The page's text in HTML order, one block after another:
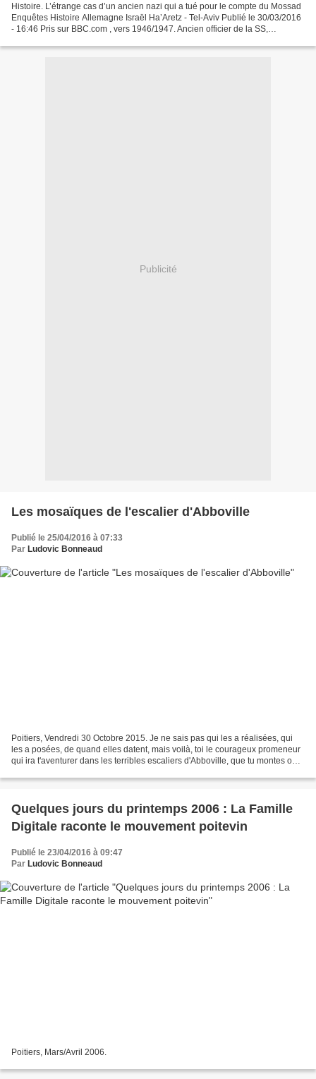
Histoire. L’étrange cas d’un ancien nazi qui a tué pour le compte du Mossad
Enquêtes Histoire Allemagne Israël Ha’Aretz - Tel-Aviv Publié le 30/03/2016
- 16:46 Pris sur BBC.com , vers 1946/1947. Ancien officier de la SS,
Publicité
Les mosaïques de l'escalier d'Abboville
Publié le 25/04/2016 à 07:33
Par Ludovic Bonneaud
Poitiers, Vendredi 30 Octobre 2015. Je ne sais pas qui les a réalisées, qui
les a posées, de quand elles datent, mais voilà, toi le courageux promeneur
qui ira t'aventurer dans les terribles escaliers d'Abboville, que tu montes ou
Quelques jours du printemps 2006 : La Famille
Digitale raconte le mouvement poitevin
Publié le 23/04/2016 à 09:47
Par Ludovic Bonneaud
Poitiers, Mars/Avril 2006.